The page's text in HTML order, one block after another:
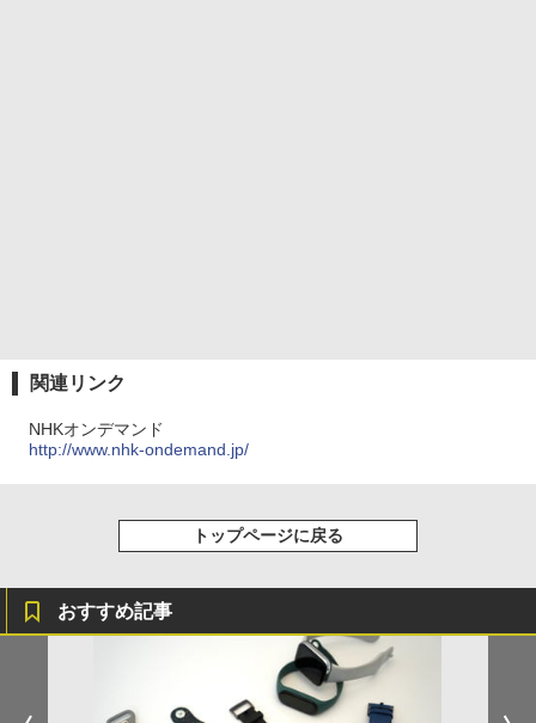
関連リンク
NHKオンデマンド
http://www.nhk-ondemand.jp/
トップページに戻る
おすすめ記事